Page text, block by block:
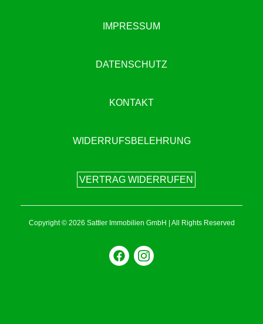
IMPRESSUM
DATENSCHUTZ
KONTAKT
WIDERRUFSBELEHRUNG
VERTRAG WIDERRUFEN
Copyright © 2026 Sattler Immobilien GmbH | All Rights Reserved